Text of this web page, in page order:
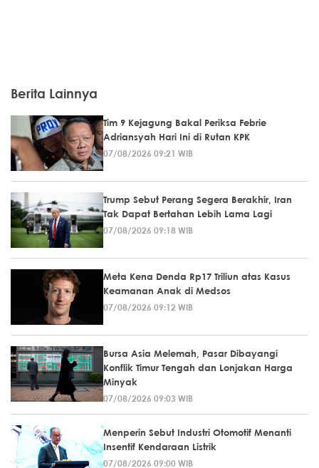
Berita Lainnya
Tim 9 Kejagung Bakal Periksa Febrie
Adriansyah Hari Ini di Rutan KPK
07/08/2026 09:21 WIB
Trump Sebut Perang Segera Berakhir, Iran
Tak Dapat Bertahan Lebih Lama Lagi
07/08/2026 09:18 WIB
Meta Kena Denda Rp17 Triliun atas Kasus
Keamanan Anak di Medsos
07/08/2026 09:12 WIB
Bursa Asia Melemah, Pasar Dibayangi
Konflik Timur Tengah dan Lonjakan Harga
Minyak
07/08/2026 09:03 WIB
Menperin Sebut Industri Otomotif Menanti
Insentif Kendaraan Listrik
07/08/2026 09:00 WIB